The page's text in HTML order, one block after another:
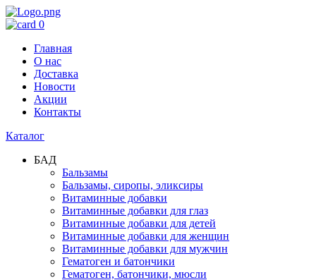
0
Главная
О нас
Доставка
Новости
Акции
Контакты
Каталог
БАД
Бальзамы
Бальзамы, сиропы, эликсиры
Витаминные добавки
Витаминные добавки для глаз
Витаминные добавки для детей
Витаминные добавки для женщин
Витаминные добавки для мужчин
Гематоген и батончики
Гематоген, батончики, мюсли